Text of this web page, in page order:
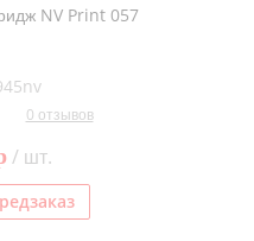
NV Print 057
0 отзывов
/ шт.